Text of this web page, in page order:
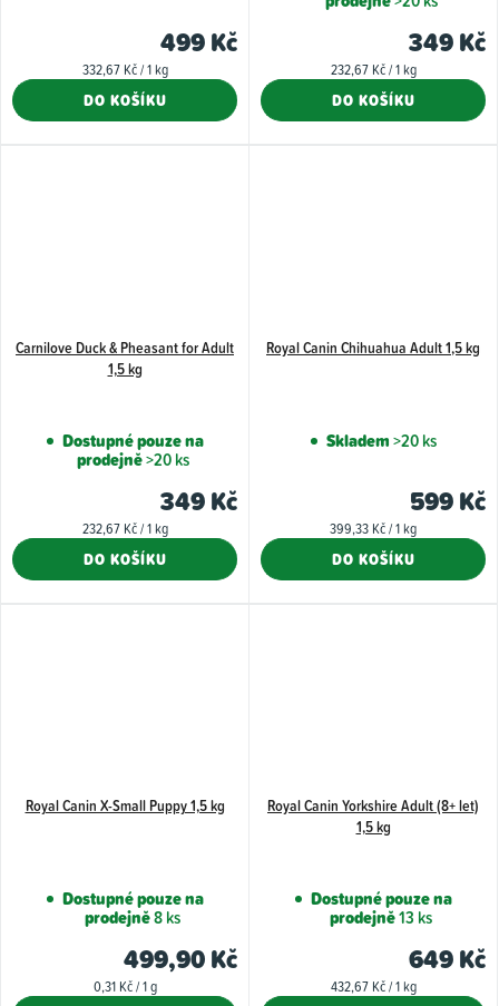
je
5,0
z
499 Kč
Měrná
332,67 Kč / 1 kg
DO KOŠÍKU
349 Kč
Měrná
232,67 Kč / 1 kg
DO KOŠÍKU
Carnilove Duck & Pheasant for Adult
1,5 kg
Dostupné pouze na
prodejně>20 ks
349 Kč
Měrná
232,67 Kč / 1 kg
DO KOŠÍKU
Royal Canin Chihuahua Adult 1,5 kg
Skladem>20 ks
599 Kč
Měrná
399,33 Kč / 1 kg
DO KOŠÍKU
Royal Canin X-Small Puppy 1,5 kg
Dostupné pouze na
prodejně8 ks
499,90 Kč
Měrná
0,31 Kč / 1 g
Royal Canin Yorkshire Adult (8+ let)
1,5 kg
Dostupné pouze na
prodejně13 ks
649 Kč
Měrná
432,67 Kč / 1 kg